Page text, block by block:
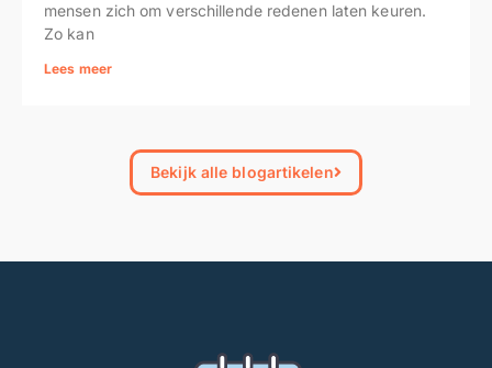
mensen zich om verschillende redenen laten keuren.
Zo kan
Lees meer
Bekijk alle blogartikelen